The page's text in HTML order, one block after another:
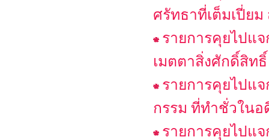
ศรัทธาที่เต็มเปี่ย
รายการคุยไปแ
เมตตาสิ่งศักดิ์สิท
รายการคุยไปแ
กรรม ที่ทำชั่วในอ
รายการคุยไปแ